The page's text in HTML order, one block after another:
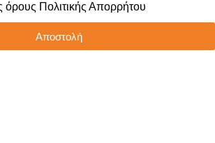
όρους Πολιτικής Απορρήτου
Αποστολή